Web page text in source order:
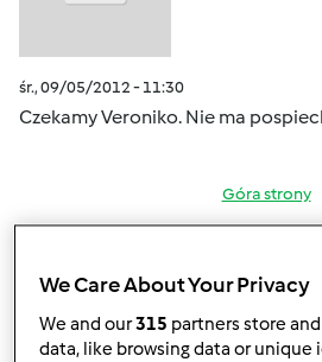
śr., 09/05/2012 - 11:30
Czekamy Veroniko. Nie ma
Góra strony
magi1 (niezweryfikowany)
We Care About Your Privacy
We and our315 partners store
data, like browsing data or unique